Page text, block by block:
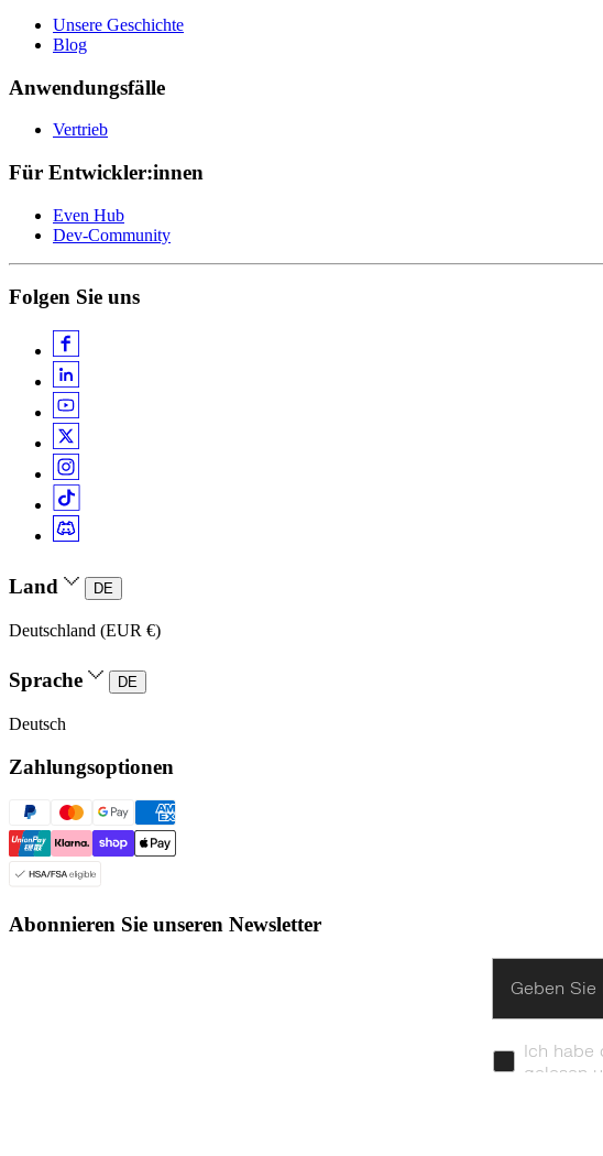
Unsere Geschichte
Blog
Anwendungsfälle
Vertrieb
Für Entwickler:innen
Even Hub
Dev-Community
Folgen Sie uns
Land DE
Deutschland (EUR €)
Sprache DE
Deutsch
Zahlungsoptionen
Abonnieren Sie unseren Newsletter
Ich habe
gelesen